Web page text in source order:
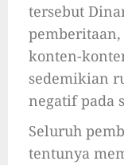
tersebut
konten-
sedemikian
negatif pada
Seluruh
tentunya